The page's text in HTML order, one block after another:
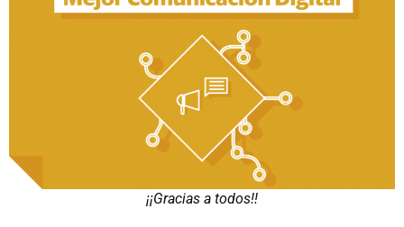
¡¡Gracias a todos!!